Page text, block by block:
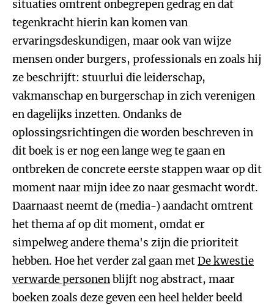
situaties omtrent onbegrepen gedrag en dat
tegenkracht hierin kan komen van
ervaringsdeskundigen, maar ook van wijze
mensen onder burgers, professionals en zoals hij
ze beschrijft: stuurlui die leiderschap,
vakmanschap en burgerschap in zich verenigen
en dagelijks inzetten. Ondanks de
oplossingsrichtingen die worden beschreven in
dit boek is er nog een lange weg te gaan en
ontbreken de concrete eerste stappen waar op dit
moment naar mijn idee zo naar gesmacht wordt.
Daarnaast neemt de (media-) aandacht omtrent
het thema af op dit moment, omdat er
simpelweg andere thema's zijn die prioriteit
hebben. Hoe het verder zal gaan metDe kwestie
verwarde personenblijft nog abstract, maar
boeken zoals deze geven een heel helder beeld